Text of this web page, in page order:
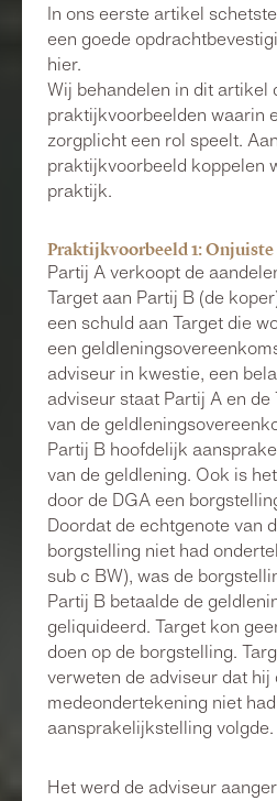
In ons eerste artikel
een goede
hier.
Wij behandelen in dit artikel
praktijkvoorbeelden waarin
zorgplicht een rol speelt.
praktijkvoorbeeld koppelen
praktijk.
Praktijkvoorbeeld 1:
Partij A verkoopt de
Target aan Partij B (de
een schuld aan Target die
een
adviseur in kwestie, een
adviseur staat Partij A en
van de
Partij B hoofdelijk
van de geldlening. Ook is
door de DGA een
Doordat de echtgenote van
borgstelling niet had
sub c BW), was de
Partij B betaalde de
geliquideerd. Target kon
doen op de borgstelling.
verweten de adviseur dat hij
medeondertekening niet
aansprakelijkstelling volgde.
Het werd de adviseur